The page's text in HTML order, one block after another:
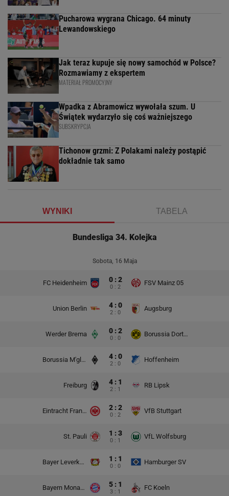
Pucharowa wygrana Chicago. 64 minuty
Lewandowskiego
Jak teraz kupuje się nowy samochód w Polsce?
Rozmawiamy z ekspertem
MATERIAŁ PROMOCYJNY
Wpadka z Abramowicz wywołała szum. U
Świątek wydarzyło się coś ważniejszego
SUBSKRYPCJA
Tichonow grzmi: Z Polakami należy postąpić
dokładnie tak samo
WYNIKI TABELA
Bundesliga 34. Kolejka
Sobota, 16 Maja
FC Heidenheim 0 : 2
0 : 2
FSV Mainz 05
Union Berlin 4 : 0
2 : 0
Augsburg
Werder Brema 0 : 2
0 : 0
Borussia Dortmund
Borussia M'gladbach 4 : 0
2 : 0
Hoffenheim
Freiburg 4 : 1
2 : 1
RB Lipsk
Eintracht Frankfurt 2 : 2
0 : 2
VfB Stuttgart
St. Pauli 1 : 3
0 : 1
VfL Wolfsburg
Bayer Leverkusen 1 : 1
0 : 0
Hamburger SV
Bayern Monachium 5 : 1
3 : 1
FC Koeln